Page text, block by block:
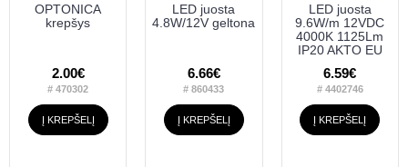
OPTONICA
krepšys
2.00€
# 470302
Į KREPŠELĮ
LED juosta
4.8W/12V geltona
6.66€
# 860433
Į KREPŠELĮ
LED juosta
9.6W/m 12VDC
4000K 1125Lm
IP20 AKTO EU
6.59€
# 4402746
Į KREPŠELĮ